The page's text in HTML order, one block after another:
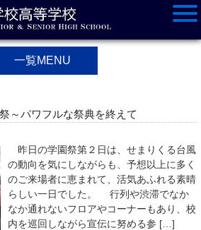
一覧MENU
～パワフルな祭典を終えて
昨日の学園祭第２日は、せまりくる台風
の動向を気にしながらも、予想以上に多く
のご来場者に恵まれて、活気あふれる素晴
らしい一日でした。 行列や渋滞でなか
なか通れないフロアやコーナーもあり、校
内を巡回しながら宣伝に努める参 […]